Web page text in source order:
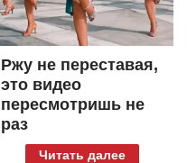
Ржу не переставая,
это видео
пересмотришь не
раз
Читать далее